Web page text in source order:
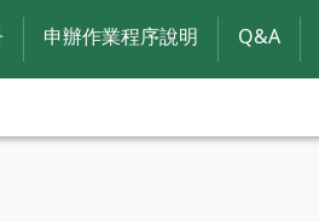
申辦作業程序說明 Q&A